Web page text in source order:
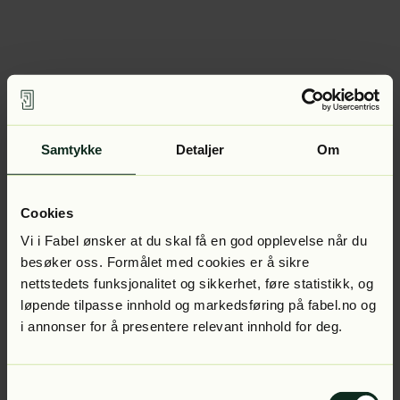
Samtykke Detaljer Om
Cookies
Vi i Fabel ønsker at du skal få en god opplevelse når du
besøker oss. Formålet med cookies er å sikre
nettstedets funksjonalitet og sikkerhet, føre statistikk, og
løpende tilpasse innhold og markedsføring på fabel.no og
i annonser for å presentere relevant innhold for deg.